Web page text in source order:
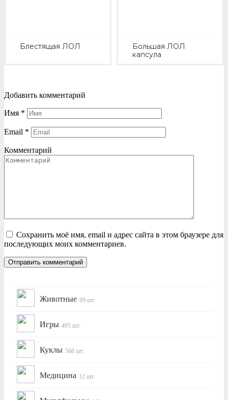
Блестящая ЛОЛ
Большая ЛОЛ
капсула
Добавить комментарий
Имя *
Email *
Комментарий
Сохранить моё имя, email и адрес сайта в этом браузере для
последующих моих комментариев.
Животные 69 шт.
Игры 495 шт.
Куклы 568 шт.
Медицина 12 шт.